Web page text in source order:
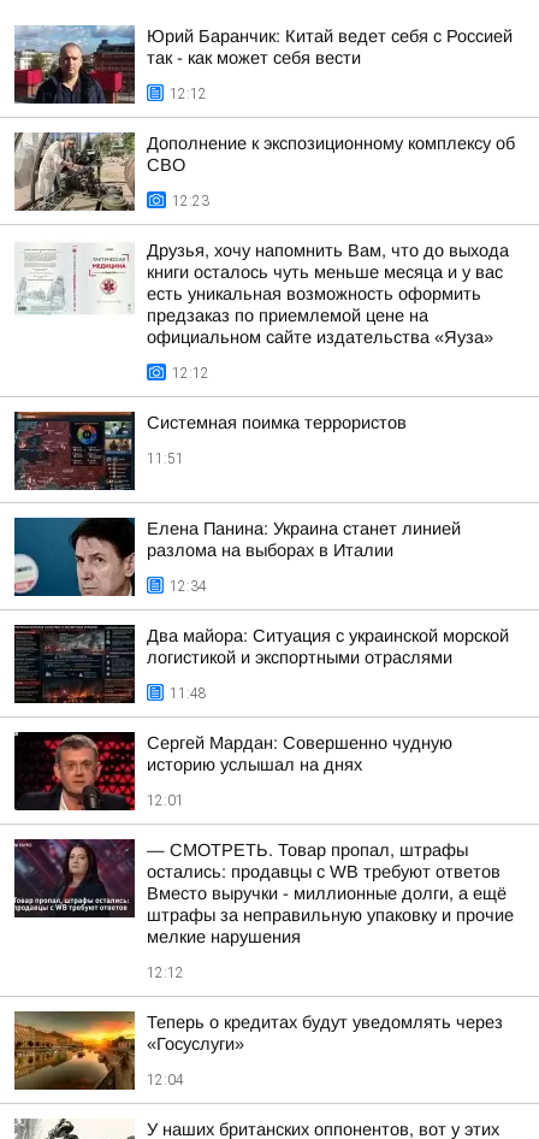
Юрий Баранчик: Китай ведет себя с Россией
так - как может себя вести
12:12
Дополнение к экспозиционному комплексу об
СВО
12:23
Друзья, хочу напомнить Вам, что до выхода
книги осталось чуть меньше месяца и у вас
есть уникальная возможность оформить
предзаказ по приемлемой цене на
официальном сайте издательства «Яуза»
12:12
Системная поимка террористов
11:51
Елена Панина: Украина станет линией
разлома на выборах в Италии
12:34
Два майора: Ситуация с украинской морской
логистикой и экспортными отраслями
11:48
Сергей Мардан: Совершенно чудную
историю услышал на днях
12:01
— СМОТРЕТЬ. Товар пропал, штрафы
остались: продавцы с WB требуют ответов
Вместо выручки - миллионные долги, а ещё
штрафы за неправильную упаковку и прочие
мелкие нарушения
12:12
Теперь о кредитах будут уведомлять через
«Госуслуги»
12:04
У наших британских оппонентов, вот у этих